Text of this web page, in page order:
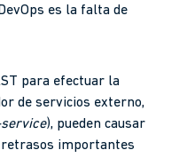
es la falta de
para efectuar la
de servicios externo,
), pueden causar
retrasos importantes